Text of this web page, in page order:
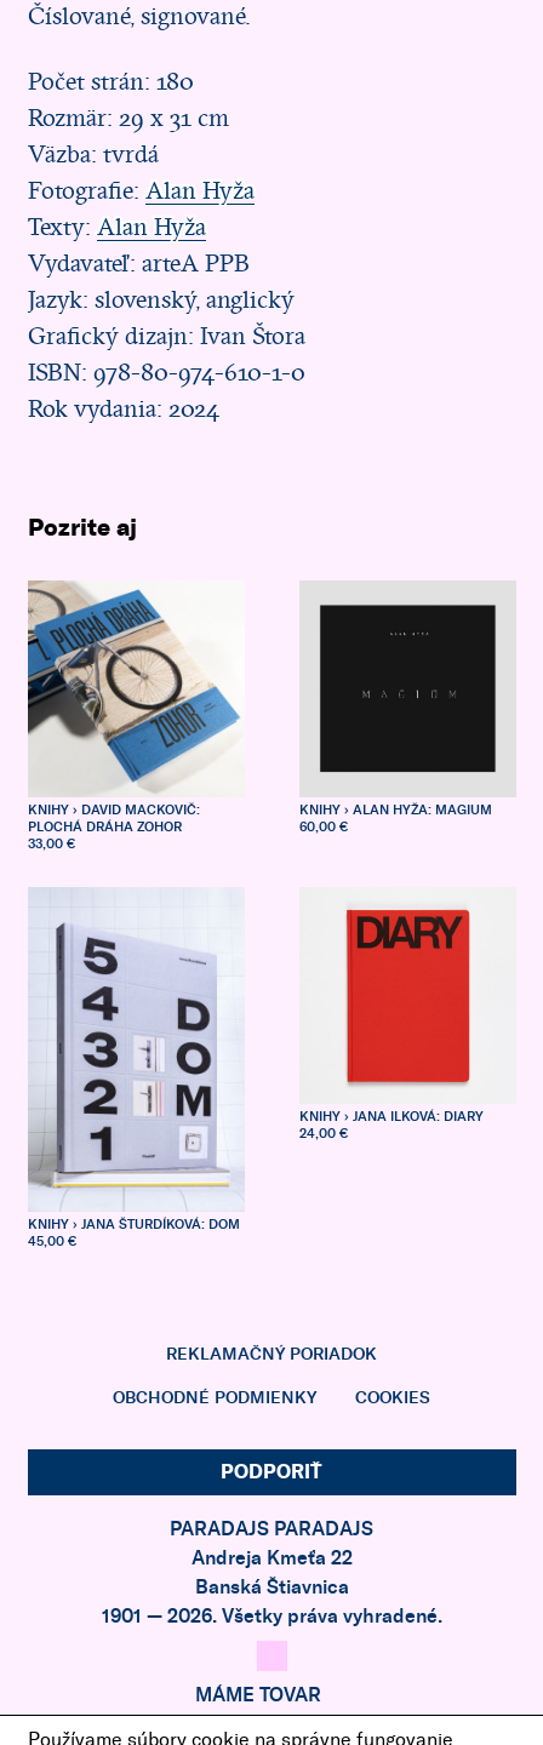
Číslované, signované.
Počet strán: 180
Rozmär: 29 x 31 cm
Väzba: tvrdá
Fotografie: Alan Hyža
Texty: Alan Hyža
Vydavateľ: arteA PPB
Jazyk: slovenský, anglický
Grafický dizajn: Ivan Štora
ISBN: 978-80-974-610-1-0
Rok vydania: 2024
Pozrite aj
KNIHY› DAVID MACKOVIČ:
PLOCHÁ DRÁHA ZOHOR
33,00 €
KNIHY› ALAN HYŽA: MAGIUM
60,00 €
KNIHY › JANA ŠTURDÍKOVÁ: DOM
45,00 €
KNIHY› JANA ILKOVÁ: DIARY
24,00 €
REKLAMAČNÝ PORIADOK
OBCHODNÉ PODMIENKY COOKIES
PODPORIŤ
PARADAJS PARADAJS
Andreja Kmeťa 22
Banská Štiavnica
1901 — 2026. Všetky práva vyhradené.
MÁME TOVAR
Používame súbory cookie na správne fungovanie